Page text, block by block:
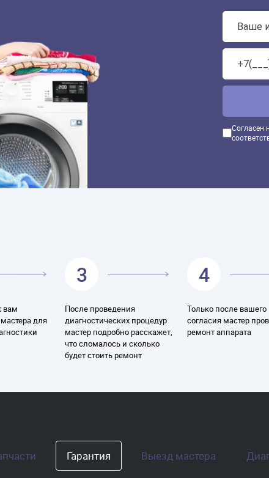
Согласен
вам
для
3
После проведения
диагностических процедур
мастер подробно расскажет,
что сломалось и сколько
будет стоить ремонт
4
Только после вашего
согласия мастер
ремонт аппарата
Гарантия Выезд мастера